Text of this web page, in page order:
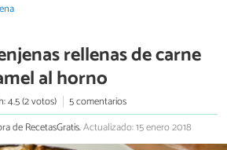
rellenas de carne
al horno
4.5 (2 votos)
5 comentarios
de RecetasGratis.Actualizado: 15 enero 2018